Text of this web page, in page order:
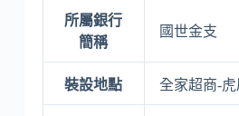
所屬銀行
簡稱
國世金支
裝設地點 全家超商-